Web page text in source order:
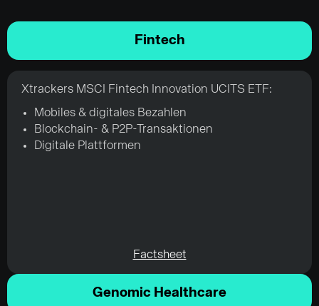
Fintech
Xtrackers MSCI Fintech Innovation UCITS ETF:
Mobiles & digitales Bezahlen
Blockchain- & P2P-Transaktionen
Digitale Plattformen
Factsheet
Genomic Healthcare